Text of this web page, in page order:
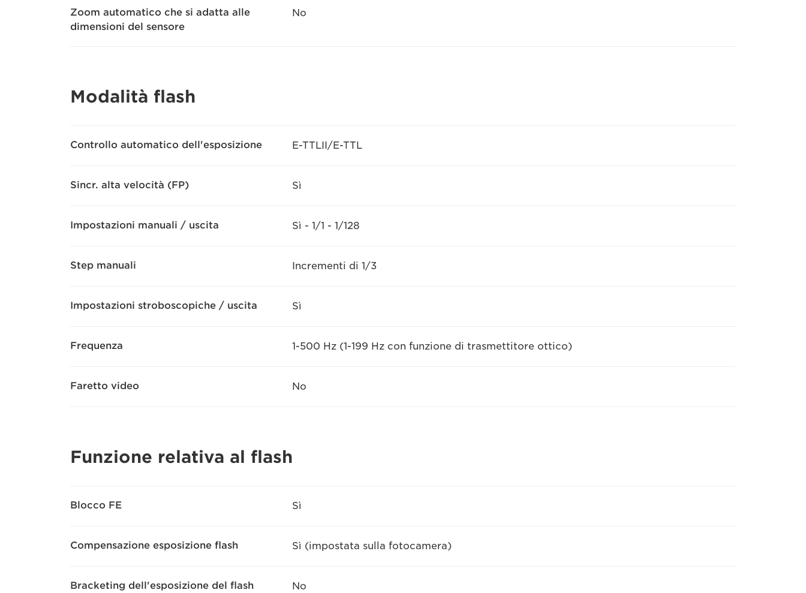
Zoom automatico che si adatta alle
dimensioni del sensore
No
Modalità flash
Controllo automatico dell'esposizione E-TTLII/E-TTL
Sincr. alta velocità (FP) Sì
Impostazioni manuali / uscita Sì - 1/1 - 1/128
Step manuali Incrementi di 1/3
Impostazioni stroboscopiche / uscita Sì
Frequenza 1-500 Hz (1-199 Hz con funzione di trasmettitore ottico)
Faretto video No
Funzione relativa al flash
Blocco FE Sì
Compensazione esposizione flash Sì (impostata sulla fotocamera)
Bracketing dell'esposizione del flash No